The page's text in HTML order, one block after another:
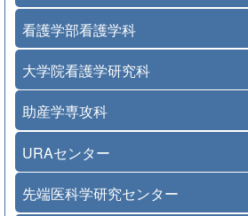
看護学部看護学科
大学院看護学研究科
助産学専攻科
URAセンター
先端医科学研究センター